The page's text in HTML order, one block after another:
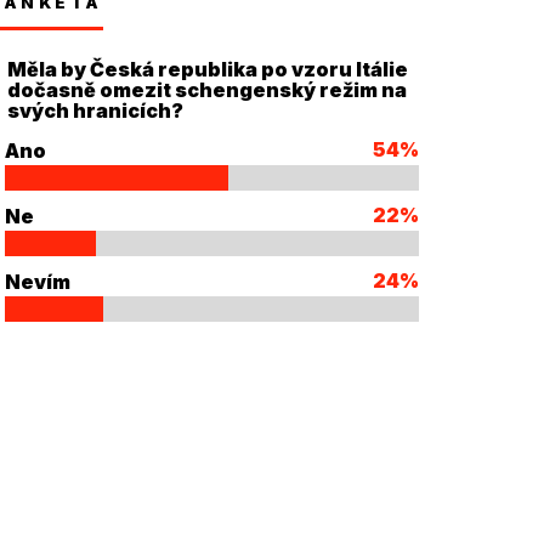
Měla by Česká republika po vzoru Itálie
dočasně omezit schengenský režim na
svých hranicích?
Ano
54%
Ne 22%
Nevím 24%